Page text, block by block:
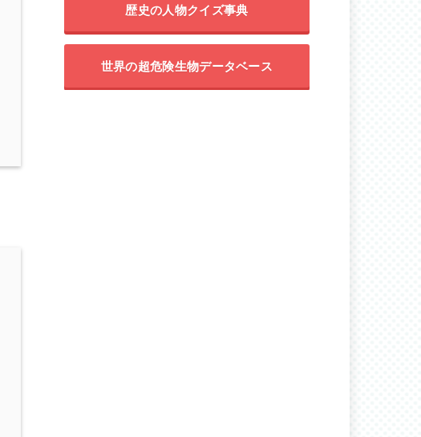
歴史の人物クイズ事典
世界の超危険生物データベース